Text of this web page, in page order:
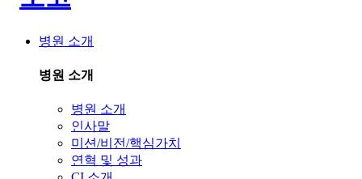
병원 소개
병원 소개
병원 소개
인사말
미션/비전/핵심가치
연혁 및 성과